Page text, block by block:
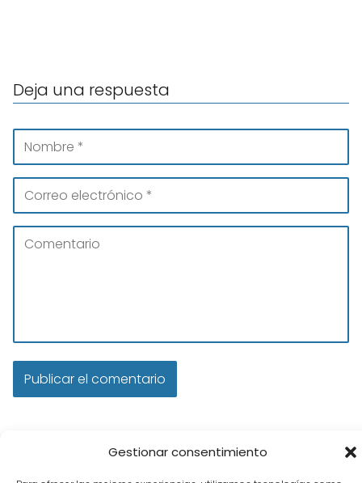
Gestionar consentimiento
Deja una respuesta